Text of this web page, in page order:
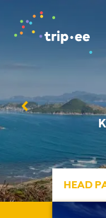
‹
HEAD